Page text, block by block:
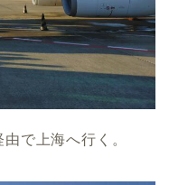
で上海へ行く。